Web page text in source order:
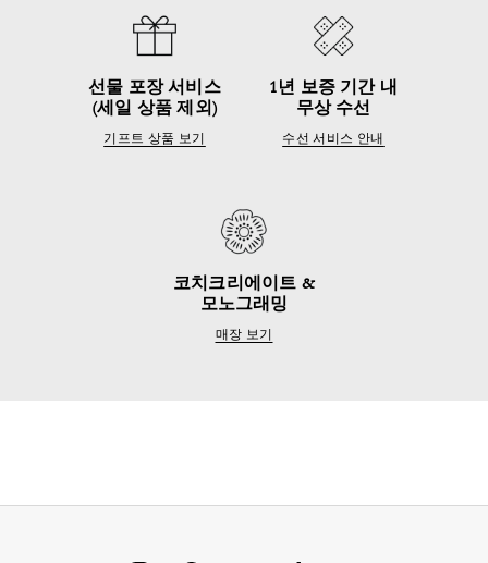
선물 포장 서비스
(세일 상품 제외)
기프트 상품 보기
1년 보증 기간 내
무상 수선
수선 서비스 안내
코치크리에이트 &
모노그래밍
매장 보기